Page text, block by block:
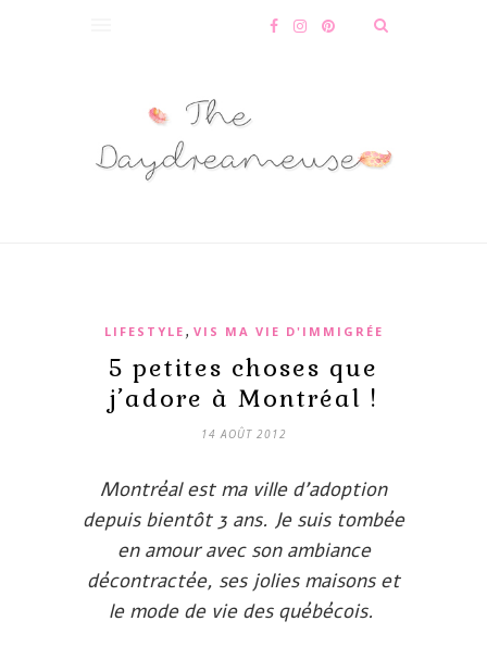
LIFESTYLE , VIS MA VIE D'IMMIGRÉE
5 petites choses que
j’adore à Montréal !
14 AOÛT 2012
Montréal est ma ville d’adoption
depuis bientôt 3 ans. Je suis tombée
en amour avec son ambiance
décontractée, ses jolies maisons et
le mode de vie des québécois.